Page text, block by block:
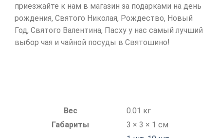
приезжайте к нам в магазин за подарками на день
рождения, Святого Николая, Рождество, Новый
Год, Святого Валентина, Пасху у нас самый лучший
выбор чая и чайной посуды в Святошино!
Вес
0.01 кг
Габариты
3 × 3 × 1 см